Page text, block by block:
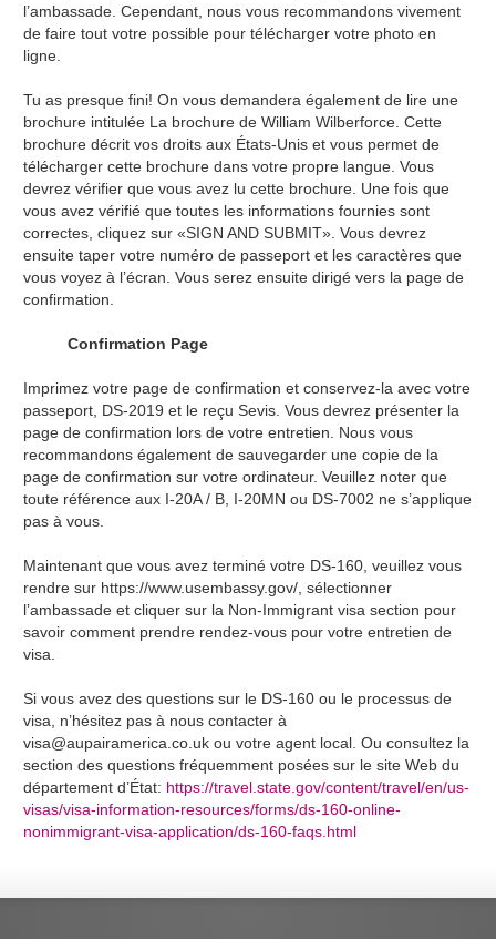
l’ambassade. Cependant, nous vous recommandons vivement
de faire tout votre possible pour télécharger votre photo en
ligne.
Tu as presque fini! On vous demandera également de lire une
brochure intitulée La brochure de William Wilberforce. Cette
brochure décrit vos droits aux États-Unis et vous permet de
télécharger cette brochure dans votre propre langue. Vous
devrez vérifier que vous avez lu cette brochure. Une fois que
vous avez vérifié que toutes les informations fournies sont
correctes, cliquez sur «SIGN AND SUBMIT». Vous devrez
ensuite taper votre numéro de passeport et les caractères que
vous voyez à l’écran. Vous serez ensuite dirigé vers la page de
confirmation.
Confirmation Page
Imprimez votre page de confirmation et conservez-la avec votre
passeport, DS-2019 et le reçu Sevis. Vous devrez présenter la
page de confirmation lors de votre entretien. Nous vous
recommandons également de sauvegarder une copie de la
page de confirmation sur votre ordinateur. Veuillez noter que
toute référence aux I-20A / B, I-20MN ou DS-7002 ne s’applique
pas à vous.
Maintenant que vous avez terminé votre DS-160, veuillez vous
rendre sur https://www.usembassy.gov/, sélectionner
l’ambassade et cliquer sur la Non-Immigrant visa section pour
savoir comment prendre rendez-vous pour votre entretien de
visa.
Si vous avez des questions sur le DS-160 ou le processus de
visa, n’hésitez pas à nous contacter à
visa@aupairamerica.co.uk ou votre agent local. Ou consultez la
section des questions fréquemment posées sur le site Web du
département d’État: https://travel.state.gov/content/travel/en/us-
visas/visa-information-resources/forms/ds-160-online-
nonimmigrant-visa-application/ds-160-faqs.html